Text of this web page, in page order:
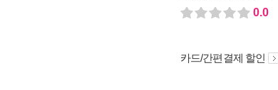
0.0
카드/간편결제 할인